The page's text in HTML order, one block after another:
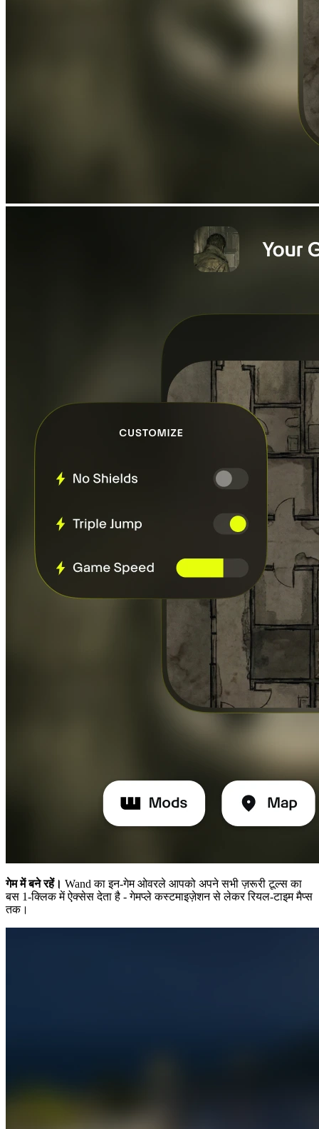
गेम में बने रहें। Wand का इन-गेम ओवरले आपको अपने सभी ज़रूरी टूल्स का
बस 1-क्लिक में ऐक्सेस देता है - गेमप्ले कस्टमाइज़ेशन से लेकर रियल-टाइम मैप्स
तक।